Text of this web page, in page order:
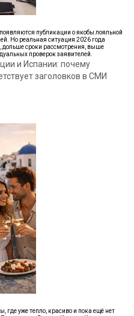
публикации о якобы лояльной
Но реальная ситуация 2026 года
дольше сроки рассмотрения, выше
проверок заявителей.
и Испании: почему
заголовков в СМИ
где уже тепло, красиво и пока ещё нет